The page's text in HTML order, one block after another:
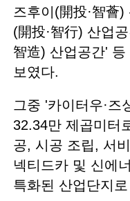
즈후이(開投·智薈
(開投·智行) 산업
智造) 산업공간'
보였다.
그중 '카이터우·즈
32.34만 제곱미터
공, 시공 조립, 서
넥티드카 및 신에
특화된 산업단지